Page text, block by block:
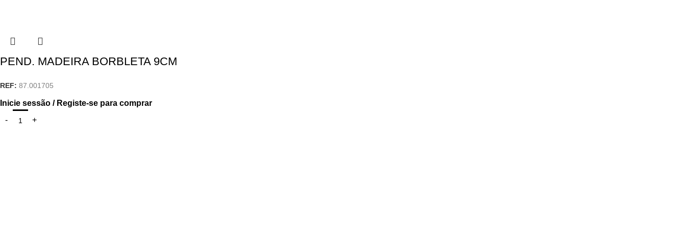
PEND. MADEIRA BORBLETA 9CM
REF: 87.001705
Inicie sessão / Registe-se para comprar